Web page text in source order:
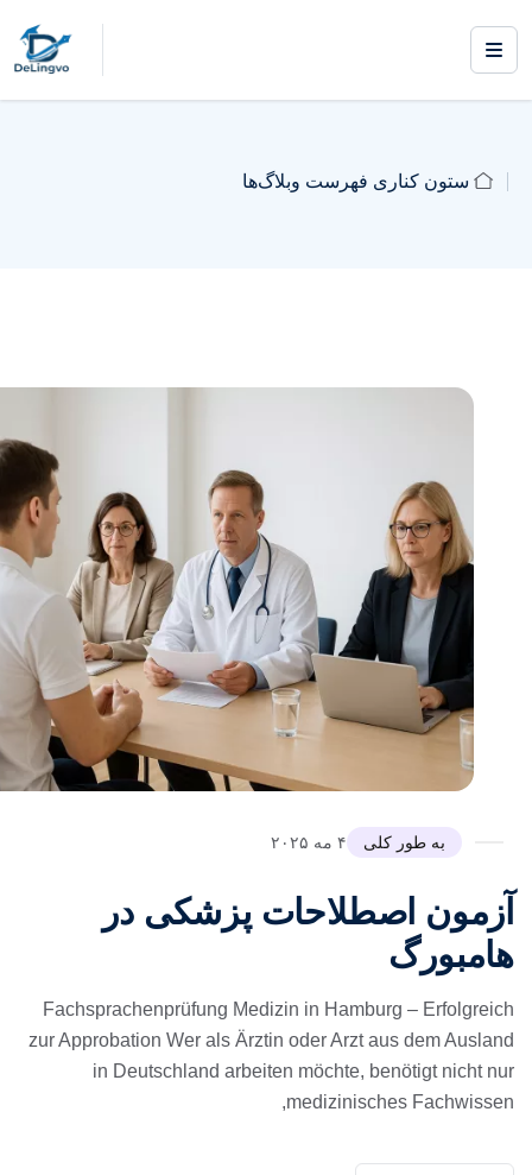
ستون کناری فهرست وبلاگ‌ها
به طور کلی ۴ مه ۲۰۲۵
اصطلاحات پزشکی در
Fachsprachenprüfung Medizin in Hamburg –
zur Approbation Wer als Ärztin oder Arzt aus dem
in Deutschland arbeiten möchte, benötigt nicht
medizinisches